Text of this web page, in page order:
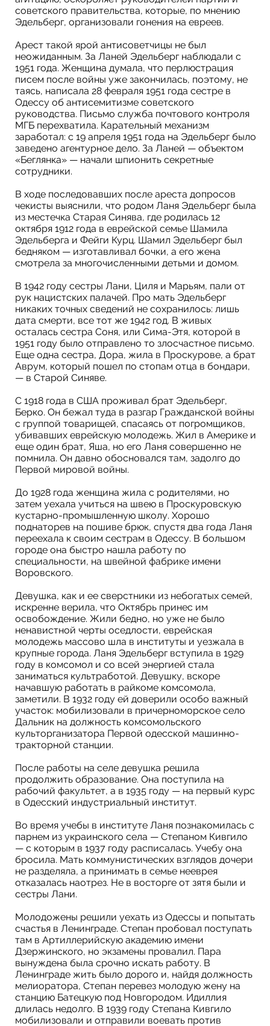
советского правительства, которые, по мнению
Эдельберг, организовали гонения на евреев.
Арест такой ярой антисоветчицы не был
неожиданным. За Ланей Эдельберг наблюдали с
1951 года. Женщина думала, что перлюстрация
писем после войны уже закончилась, поэтому, не
таясь, написала 28 февраля 1951 года сестре в
Одессу об антисемитизме советского
руководства. Письмо служба почтового контроля
МГБ перехватила. Карательный механизм
заработал: с 19 апреля 1951 года на Эдельберг было
заведено агентурное дело. За Ланей — объектом
«Беглянка» — начали шпионить секретные
сотрудники.
В ходе последовавших после ареста допросов
чекисты выяснили, что родом Ланя Эдельберг была
из местечка Старая Синява, где родилась 12
октября 1912 года в еврейской семье Шамила
Эдельберга и Фейги Курц. Шамил Эдельберг был
бедняком — изготавливал бочки, а его жена
смотрела за многочисленными детьми и домом.
В 1942 году сестры Лани, Циля и Марьям, пали от
рук нацистских палачей. Про мать Эдельберг
никаких точных сведений не сохранилось: лишь
дата смерти, все тот же 1942 год. В живых
осталась сестра Соня, или Сима-Этя, которой в
1951 году было отправлено то злосчастное письмо.
Еще одна сестра, Дора, жила в Проскурове, а брат
Аврум, который пошел по стопам отца в бондари,
— в Старой Синяве.
С 1918 года в США проживал брат Эдельберг,
Берко. Он бежал туда в разгар Гражданской войны
с группой товарищей, спасаясь от погромщиков,
убивавших еврейскую молодежь. Жил в Америке и
еще один брат, Яша, но его Ланя совершенно не
помнила. Он давно обосновался там, задолго до
Первой мировой войны.
До 1928 года женщина жила с родителями, но
затем уехала учиться на швею в Проскуровскую
кустарно-промышленную школу. Хорошо
поднаторев на пошиве брюк, спустя два года Ланя
переехала к своим сестрам в Одессу. В большом
городе она быстро нашла работу по
специальности, на швейной фабрике имени
Воровского.
Девушка, как и ее сверстники из небогатых семей,
искренне верила, что Октябрь принес им
освобождение. Жили бедно, но уже не было
ненавистной черты оседлости, еврейская
молодежь массово шла в институты и уезжала в
крупные города. Ланя Эдельберг вступила в 1929
году в комсомол и со всей энергией стала
заниматься культработой. Девушку, вскоре
начавшую работать в райкоме комсомола,
заметили. В 1932 году ей доверили особо важный
участок: мобилизовали в причерноморское село
Дальник на должность комсомольского
культорганизатора Первой одесской машинно-
тракторной станции.
После работы на селе девушка решила
продолжить образование. Она поступила на
рабочий факультет, а в 1935 году — на первый курс
в Одесский индустриальный институт.
Во время учебы в институте Ланя познакомилась с
парнем из украинского села — Степаном Кивгило
— с которым в 1937 году расписалась. Учебу она
бросила. Мать коммунистических взглядов дочери
не разделяла, а принимать в семье нееврея
отказалась наотрез. Не в восторге от зятя были и
сестры Лани.
Молодожены решили уехать из Одессы и попытать
счастья в Ленинграде. Степан пробовал поступать
там в Артиллерийскую академию имени
Дзержинского, но экзамены провалил. Пара
вынуждена была срочно искать работу. В
Ленинграде жить было дорого и, найдя должность
мелиоратора, Степан перевез молодую жену на
станцию Батецкую под Новгородом. Идиллия
длилась недолго. В 1939 году Степана Кивгило
мобилизовали и отправили воевать против